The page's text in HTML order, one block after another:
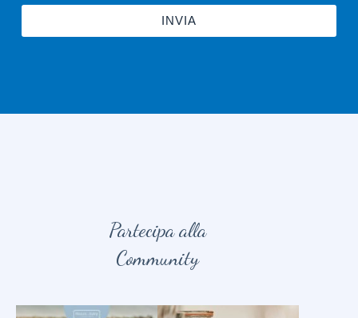
INVIA
Partecipa alla
Community